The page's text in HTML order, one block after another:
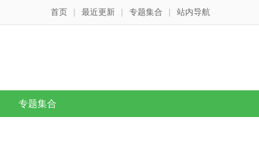
首页 | 最近更新 | 专题集合 | 站内导航
专题集合